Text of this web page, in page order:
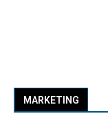
MARKETING